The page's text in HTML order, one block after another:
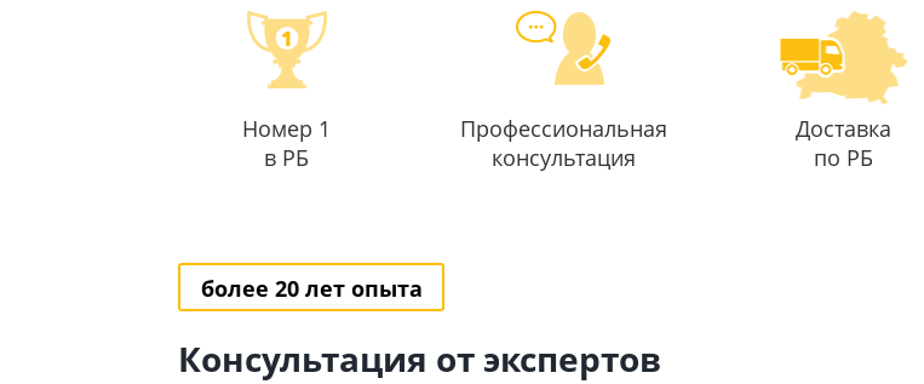
Номер 1
в РБ
Профессиональная
консультация
Доставка
по РБ
более 20 лет опыта
Консультация от экспертов